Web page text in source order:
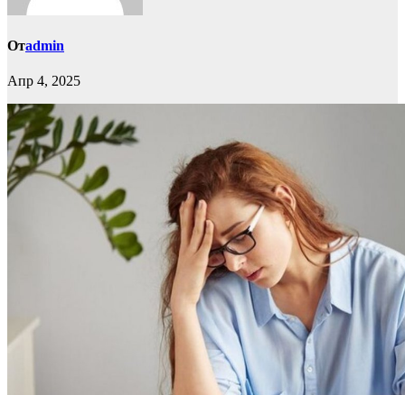
Отadmin
Апр 4, 2025